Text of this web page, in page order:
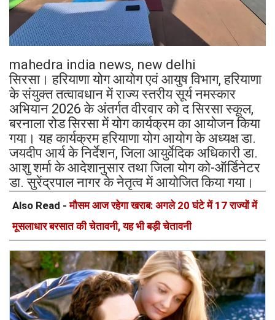
mahedra india news, new delhi
सिरसा। हरियाणा योग आयोग एवं आयुष विभाग, हरियाणा
के संयुक्त तत्वावधान में राज्य स्तरीय सूर्य नमस्कार
अभियान 2026 के अंतर्गत वीरवार को द सिरसा स्कूल,
बरनाला रोड सिरसा में योग कार्यक्रम का आयोजन किया
गया। यह कार्यक्रम हरियाणा योग आयोग के अध्यक्ष डा.
जयदीप आर्य के निर्देशन, जिला आयुर्वेदिक अधिकारी डा.
आशु शर्मा के आदेशानुसार तथा जिला योग को-ऑर्डिनेटर
डा. सुरेंद्रपाल नागर के नेतृत्व में आयोजित किया गया।
Also Read -मौसम आज रहेगा खराब: अगले 20 घंटे में 17 राज्यों में
मूसलाधार बरसात की चेतावनी, यह भी बड़ी चेतावनी